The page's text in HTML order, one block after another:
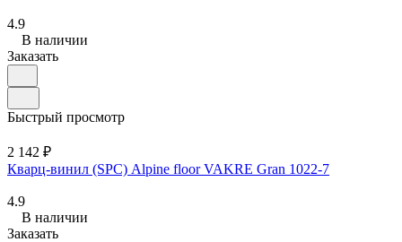
4.9
В наличии
Заказать
Быстрый просмотр
2 142 ₽
Кварц-винил (SPC) Alpine floor VAKRE Gran 1022-7
4.9
В наличии
Заказать